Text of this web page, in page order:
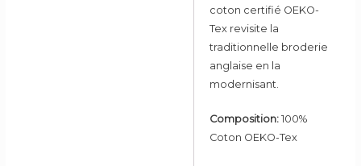
coton certifié OEKO-
Tex revisite la
traditionnelle broderie
anglaise en la
modernisant.
Composition:100%
Coton OEKO-Tex